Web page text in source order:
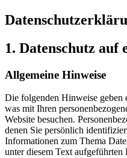
1. Datenschutz auf
Allgemeine Hinweise
Die folgenden Hinweise geben
was mit Ihren
Website besuchen.
denen Sie persönlich
Informationen zum Thema
unter diesem Text aufgeführten